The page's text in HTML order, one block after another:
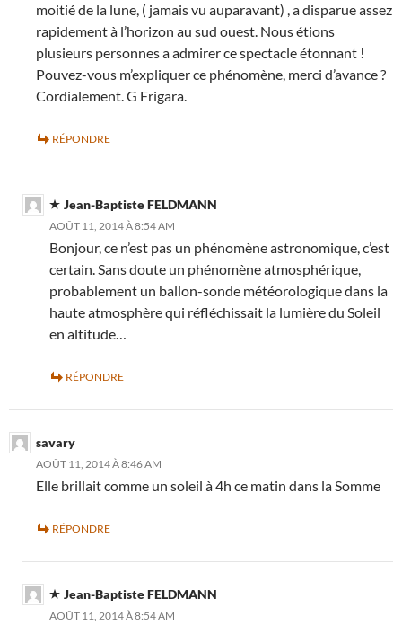
moitié de la lune, ( jamais vu auparavant) , a disparue assez
rapidement à l’horizon au sud ouest. Nous étions
plusieurs personnes a admirer ce spectacle étonnant !
Pouvez-vous m’expliquer ce phénomène, merci d’avance ?
Cordialement. G Frigara.
RÉPONDRE
Jean-Baptiste FELDMANN
AOÛT 11, 2014 À 8:54 AM
Bonjour, ce n’est pas un phénomène astronomique, c’est
certain. Sans doute un phénomène atmosphérique,
probablement un ballon-sonde météorologique dans la
haute atmosphère qui réfléchissait la lumière du Soleil
en altitude…
RÉPONDRE
savary
AOÛT 11, 2014 À 8:46 AM
Elle brillait comme un soleil à 4h ce matin dans la Somme
RÉPONDRE
Jean-Baptiste FELDMANN
AOÛT 11, 2014 À 8:54 AM